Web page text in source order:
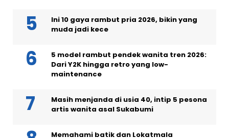
Ini 10 gaya rambut pria 2026, bikin yang
muda jadi kece
5 model rambut pendek wanita tren 2026:
Dari Y2K hingga retro yang low-
maintenance
Masih menjanda di usia 40, intip 5 pesona
artis wanita asal Sukabumi
Memahami batik dan Lokatmala